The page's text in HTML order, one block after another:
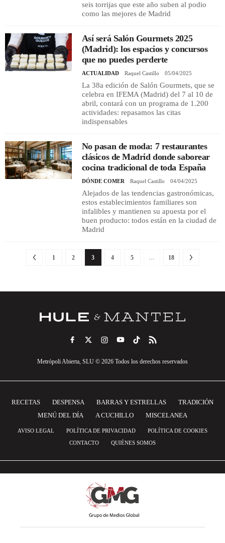
seis torrijas que este año suben al podio
como las mejores de Madrid
Así será Salón Gourmets 2025
(Madrid): los espacios y concursos
que no puedes perderte
ACTUALIDAD Raquel Castillo 05/04/2025
La 38a edición de Salón Gourmets, que se
celebra en IFEMA (Madrid) del 7 al 10 de
abril, contará con un programa de 1.200
actividades: repasamos las citas
indispensables
No pasan de moda: 7 restaurantes
clásicos de Madrid donde saborear
cocina tradicional de toda España
DÓNDE COMER Raquel Castillo 04/04/2025
Alejados de las tendencias gastronómicas,
estos establecimientos familiares son
infalibles y mantienen su apuesta por el
buen producto: todos están en la ciudad de
Madrid
1 2 3 4 5 … 18
Metrópoli Abierta, SLU © 2026 Todos los derechos reservados
RECETAS DESPENSA BARRAS Y ESTRELLAS
TRADICIÓN
MENÚ DEL DÍA
A CUCHILLO MISCELANEA
AVISO LEGAL POLÍTICA DE PRIVACIDAD
POLÍTICA DE COOKIES
CONTACTO
QUIÉNES SOMOS